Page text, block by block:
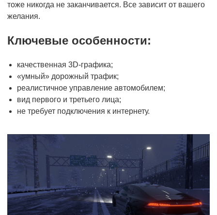
тоже никогда не заканчивается. Все зависит от вашего
желания.
Ключевые особенности:
качественная 3D-графика;
«умный» дорожный трафик;
реалистичное управление автомобилем;
вид первого и третьего лица;
не требует подключения к интернету.